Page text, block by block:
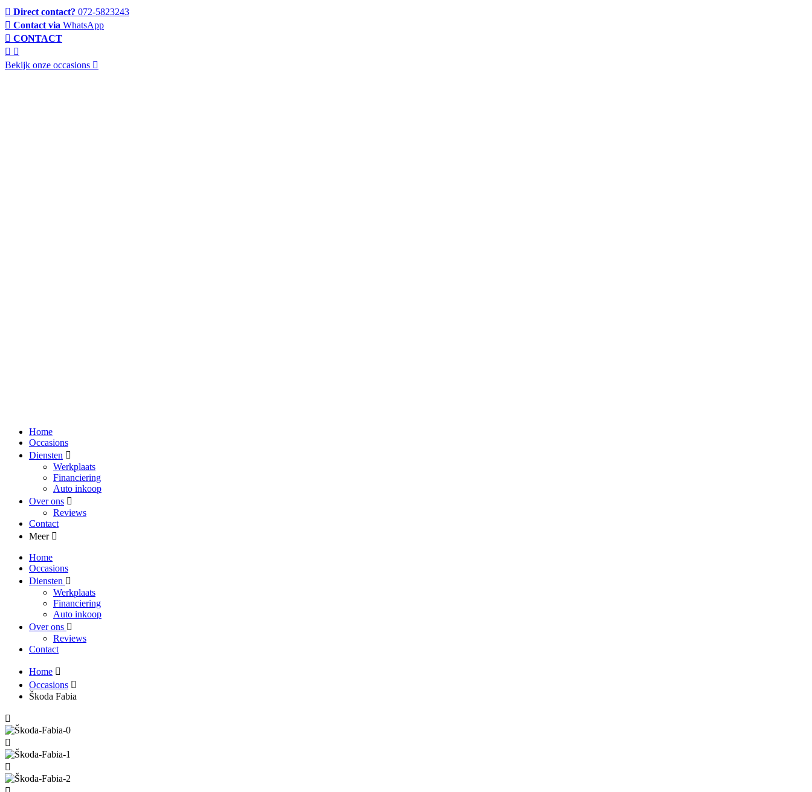
Direct contact? 072-5823243
Contact via WhatsApp
CONTACT
Bekijk onze occasions
Home
Occasions
Diensten
Werkplaats
Financiering
Auto inkoop
Over ons
Reviews
Contact
Meer
Home
Occasions
Diensten
Werkplaats
Financiering
Auto inkoop
Over ons
Reviews
Contact
Home
Occasions
Škoda Fabia